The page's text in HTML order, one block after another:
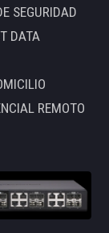
SEGURIDAD
DATA
REMOTO